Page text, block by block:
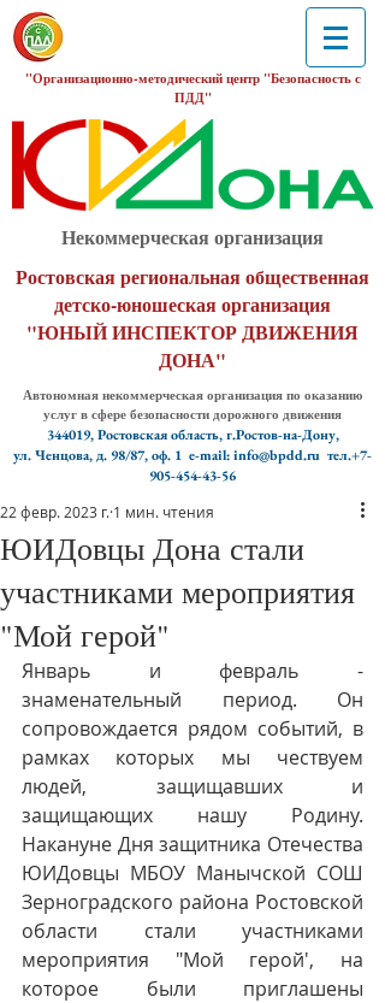
"Организационно-методический центр "Безопасность с
ПДД"
Некоммерческая организация
Ростовская региональная общественная
детско-юношеская организация
"ЮНЫЙ ИНСПЕКТОР ДВИЖЕНИЯ
ДОНА"
Автономная некоммерческая организация по оказанию
услуг в сфере безопасности дорожного движения
344019, Ростовская область, г.Ростов-на-Дону,
ул. Ченцова, д. 98/87, оф. 1 e-mail: info@bpdd.ru тел.+7-
905-454-43-56
ЮИДовцы Дона стали
участниками мероприятия
"Мой герой"
22 февр. 2023 г. 1 мин. чтения
Январь и февраль -
знаменательный период. Он
сопровождается рядом событий, в
рамках которых мы чествуем
людей, защищавших и
защищающих нашу Родину.
Накануне Дня защитника Отечества
ЮИДовцы МБОУ Манычской СОШ
Зерноградского района Ростовской
области стали участниками
мероприятия "Мой герой', на
которое были приглашены